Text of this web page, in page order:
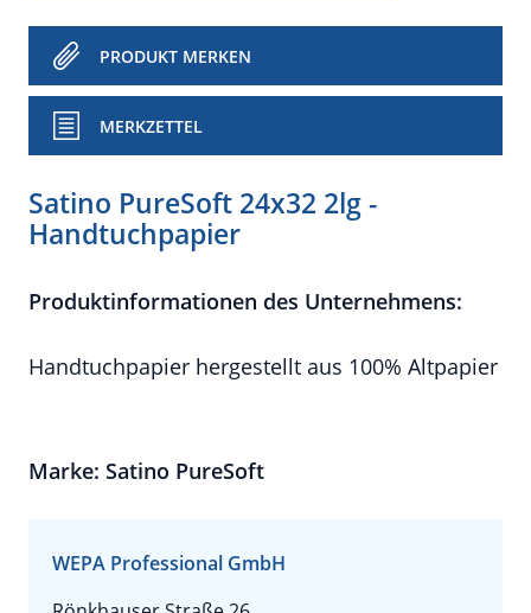
PRODUKT MERKEN
MERKZETTEL
Satino PureSoft 24x32 2lg -
Handtuchpapier
Produktinformationen des Unternehmens:
Handtuchpapier hergestellt aus 100% Altpapier
Marke: Satino PureSoft
WEPA Professional GmbH